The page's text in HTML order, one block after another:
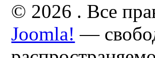
© 2026 . Все
Joomla! —